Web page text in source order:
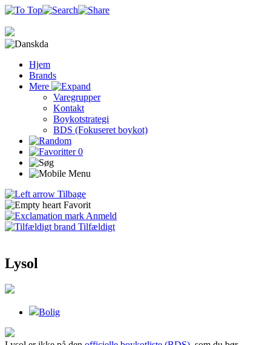
da
Hjem
Brands
Mere
Varegrupper
Kontakt
Boykotstrategi
BDS (Fokuseret boykot)
0
Tilbage
Favorit
Anmeld
Tilfældigt
Lysol
Bolig